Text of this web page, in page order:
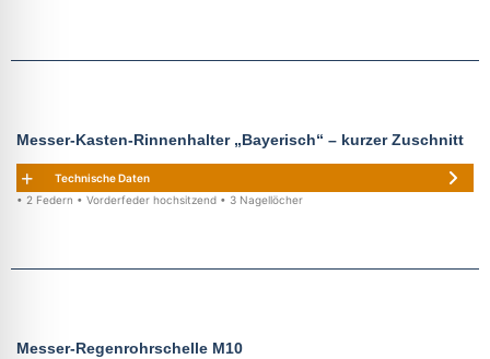
Messer-Kasten-Rinnenhalter „Bayerisch“ – kurzer Zuschnitt
Technische Daten
• 2 Federn • Vorderfeder hochsitzend • 3 Nagellöcher
Messer-Regenrohrschelle M10